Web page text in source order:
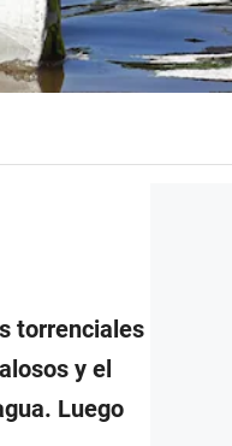
torrenciales
y el
Luego